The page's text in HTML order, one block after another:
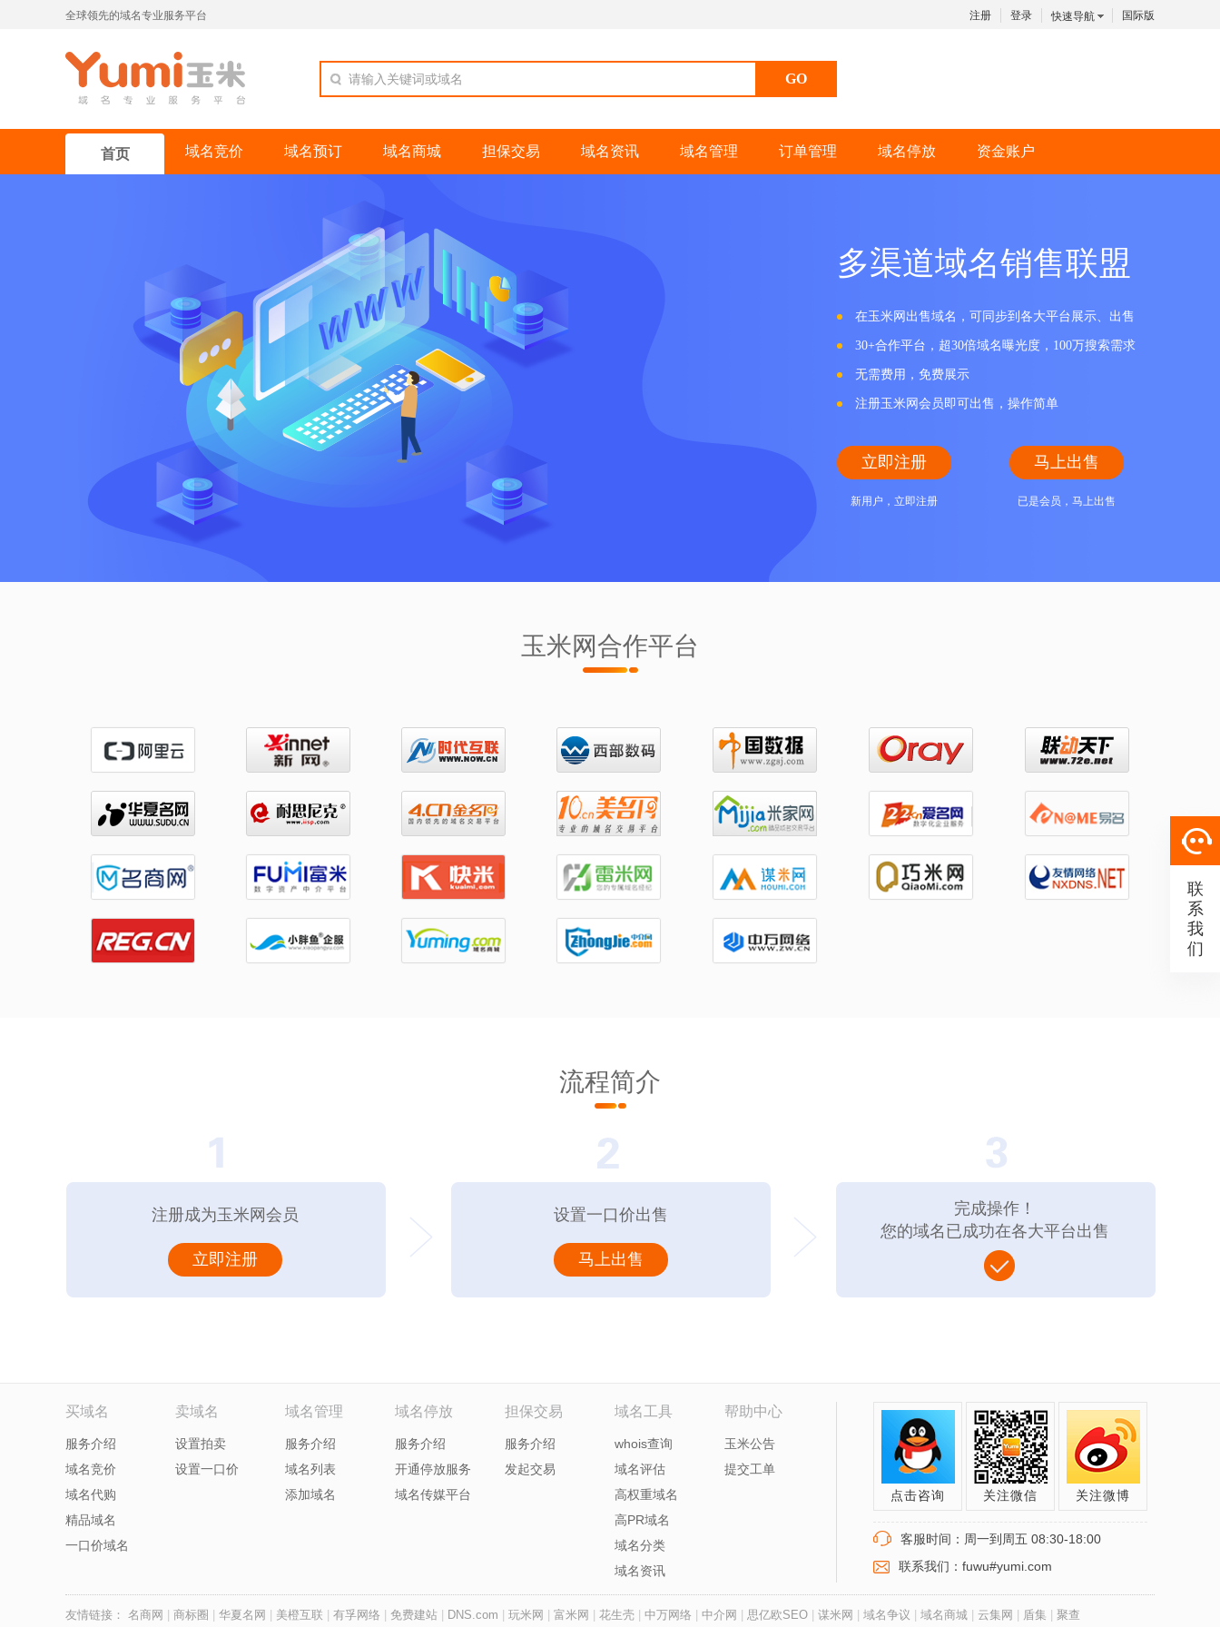
全球领先的域名专业服务平台 注册 登录 快速导航 国际版
请输入关键词或域名
首页 域名竞价 域名预订 域名商城 担保交易 域名资讯 域名管理 订单管理 域名停放 资金账户
多渠道域名销售联盟
在玉米网出售域名，可同步到各大平台展示、出售
30+合作平台，超30倍域名曝光度，100万搜索需求
无需费用，免费展示
注册玉米网会员即可出售，操作简单
立即注册
新用户，立即注册
马上出售
已是会员，马上出售
玉米网合作平台
流程简介
注册成为玉米网会员
立即注册
设置一口价出售
马上出售
完成操作！
您的域名已成功在各大平台出售
买域名
服务介绍
域名竞价
域名代购
精品域名
一口价域名
卖域名
设置拍卖
设置一口价
域名管理
服务介绍
域名列表
添加域名
域名停放
服务介绍
开通停放服务
域名传媒平台
担保交易
服务介绍
发起交易
域名工具
whois查询
域名评估
高权重域名
高PR域名
域名分类
域名资讯
帮助中心
玉米公告
提交工单
点击咨询
关注微信 关注微博
客服时间：周一到周五 08:30-18:00
联系我们：fuwu#yumi.com
友情链接： 名商网 商标圈 华夏名网 美橙互联 有孚网络 免费建站 DNS.com 玩米网 富米网 花生壳 中万网络 中介网 思亿欧SEO 谋米网 域名争议 域名商城 云集网 盾集 聚查
联
系
我
们